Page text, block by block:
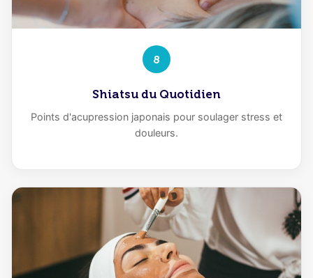
8
Shiatsu du Quotidien
Points d'acupression japonais pour soulager stress et
douleurs.